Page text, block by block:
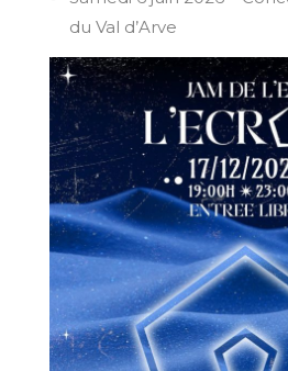
du Val d’Arve